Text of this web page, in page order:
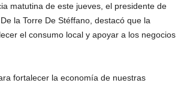
matutina de este jueves, el presidente de
la Torre De Stéffano, destacó que la
el consumo local y apoyar a los negocios
fortalecer la economía de nuestras